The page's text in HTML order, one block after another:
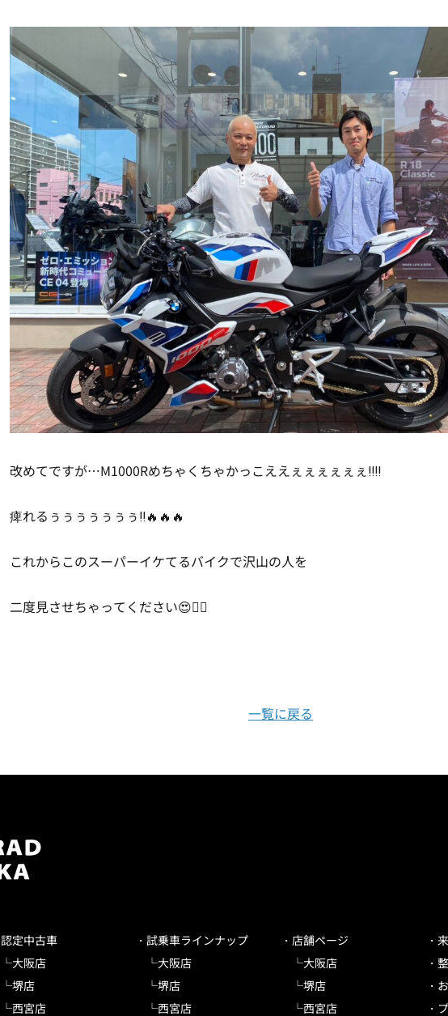
改めてですが…M1000Rめちゃくちゃかっこええぇぇぇぇぇぇ‼‼
痺れるぅぅぅぅぅぅぅ‼🔥🔥🔥
これからこのスーパーイケてるバイクで沢山の人を
二度見させちゃってください😍👍🏻
一覧に戻る
認定中古車
大阪店
堺店
西宮店
試乗車ラインナップ
大阪店
堺店
西宮店
店舗ページ
大阪店
堺店
西宮店